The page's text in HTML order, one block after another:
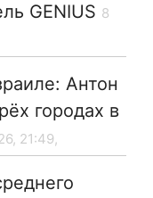
GENIUS 8
Антон
городах в
21:49,